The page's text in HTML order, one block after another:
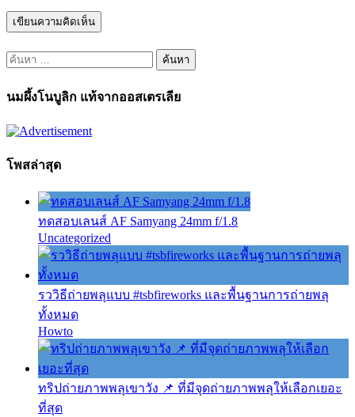
ค้นหา
นมผึ้งโนบูลิก แท้จากออสเตรเลีย
โพสล่าสุด
ทดสอบเลนส์ AF Samyang 24mm f/1.8
Uncategorized
รววิธีถ่ายพลุแบบ #tsbfireworks และพื้นฐานการถ่ายพลุ
ทั้งหมด
Howto
ทริปถ่ายภาพพลุเขาวัง 📌 ที่มีจุดถ่ายภาพพลุให้เลือกเยอะ
ที่สุด